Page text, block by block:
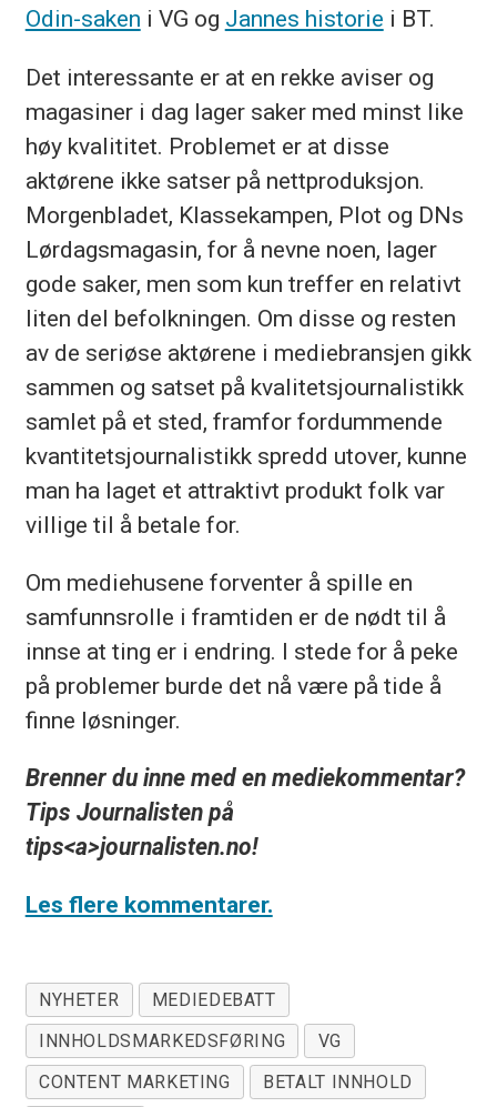
Odin-saken i VG og Jannes historie i BT.
Det interessante er at en rekke aviser og
magasiner i dag lager saker med minst like
høy kvalititet. Problemet er at disse
aktørene ikke satser på nettproduksjon.
Morgenbladet, Klassekampen, Plot og DNs
Lørdagsmagasin, for å nevne noen, lager
gode saker, men som kun treffer en relativt
liten del befolkningen. Om disse og resten
av de seriøse aktørene i mediebransjen gikk
sammen og satset på kvalitetsjournalistikk
samlet på et sted, framfor fordummende
kvantitetsjournalistikk spredd utover, kunne
man ha laget et attraktivt produkt folk var
villige til å betale for.
Om mediehusene forventer å spille en
samfunnsrolle i framtiden er de nødt til å
innse at ting er i endring. I stede for å peke
på problemer burde det nå være på tide å
finne løsninger.
Brenner du inne med en mediekommentar?
Tips Journalisten på
tips<a>journalisten.no!
Les flere kommentarer.
NYHETER
MEDIEDEBATT
INNHOLDSMARKEDSFØRING
VG
CONTENT MARKETING
BETALT INNHOLD